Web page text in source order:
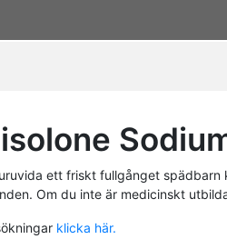
ett friskt fullgånget
Om du inte är medicinskt
klicka här.